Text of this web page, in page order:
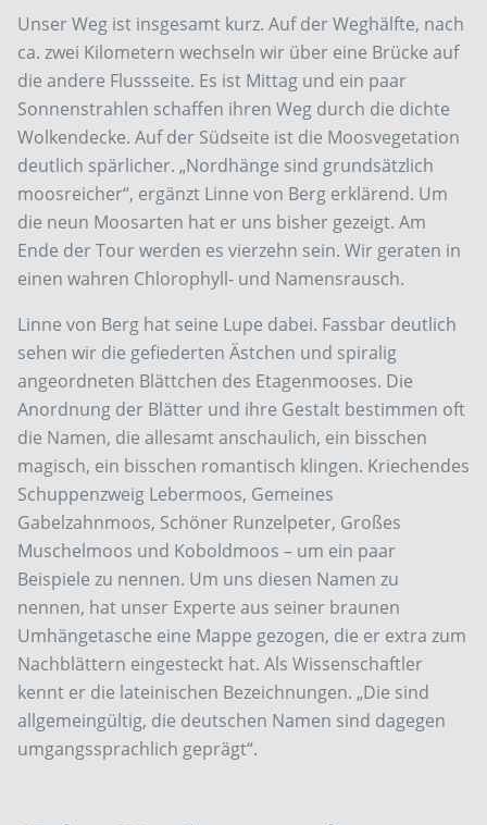
Unser Weg ist insgesamt kurz. Auf der Weghälfte, nach
ca. zwei Kilometern wechseln wir über eine Brücke auf
die andere Flussseite. Es ist Mittag und ein paar
Sonnenstrahlen schaffen ihren Weg durch die dichte
Wolkendecke. Auf der Südseite ist die Moosvegetation
deutlich spärlicher. „Nordhänge sind grundsätzlich
moosreicher“, ergänzt Linne von Berg erklärend. Um
die neun Moosarten hat er uns bisher gezeigt. Am
Ende der Tour werden es vierzehn sein. Wir geraten in
einen wahren Chlorophyll- und Namensrausch.
Linne von Berg hat seine Lupe dabei. Fassbar deutlich
sehen wir die gefiederten Ästchen und spiralig
angeordneten Blättchen des Etagenmooses. Die
Anordnung der Blätter und ihre Gestalt bestimmen oft
die Namen, die allesamt anschaulich, ein bisschen
magisch, ein bisschen romantisch klingen. Kriechendes
Schuppenzweig Lebermoos, Gemeines
Gabelzahnmoos, Schöner Runzelpeter, Großes
Muschelmoos und Koboldmoos – um ein paar
Beispiele zu nennen. Um uns diesen Namen zu
nennen, hat unser Experte aus seiner braunen
Umhängetasche eine Mappe gezogen, die er extra zum
Nachblättern eingesteckt hat. Als Wissenschaftler
kennt er die lateinischen Bezeichnungen. „Die sind
allgemeingültig, die deutschen Namen sind dagegen
umgangssprachlich geprägt“.